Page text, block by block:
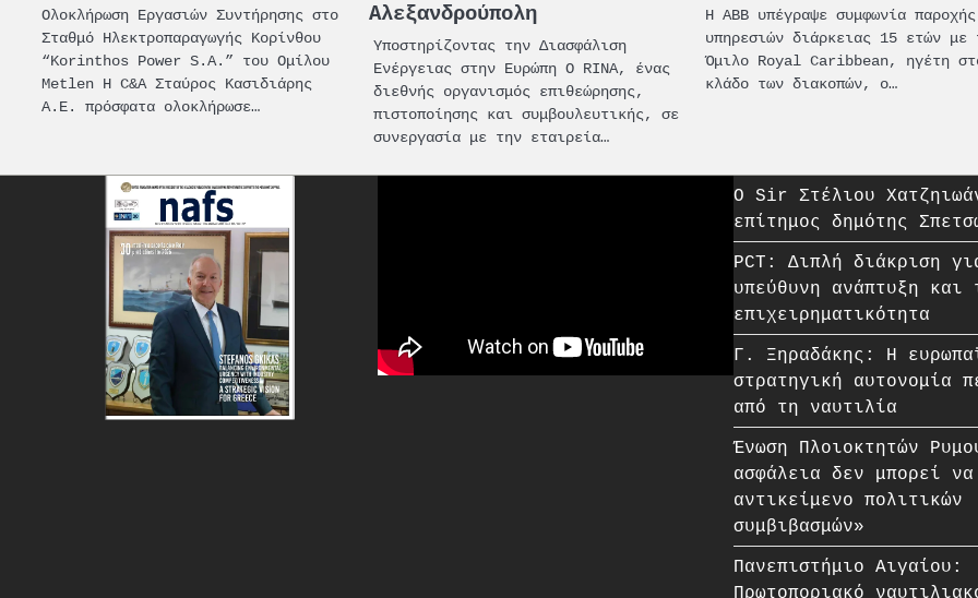
Ολοκλήρωση Εργασιών Συντήρησης στο
Σταθμό Ηλεκτροπαραγωγής Κορίνθου
“Korinthos Power S.A.” του Ομίλου
Metlen Η C&A Σταύρος Κασιδιάρης
Α.Ε. πρόσφατα ολοκλήρωσε…
Αλεξανδρούπολη
Υποστηρίζοντας την Διασφάλιση
Ενέργειας στην Ευρώπη Ο RINA, ένας
διεθνής οργανισμός επιθεώρησης,
πιστοποίησης και συμβουλευτικής, σε
συνεργασία με την εταιρεία…
Η ABB υπέγραψε συμφωνία παροχής
υπηρεσιών διάρκειας 15 ετών με
Όμιλο Royal Caribbean, ηγέτη
κλάδο των διακοπών, ο…
O Sir Στέλιου
επίτημος δημότης
PCT: Διπλή διάκριση
υπεύθυνη ανάπτυξη και
επιχειρηματικότητα
Γ. Ξηραδάκης: Η
στρατηγική αυτονομία
από τη ναυτιλία
Ένωση Πλοιοκτητών
ασφάλεια δεν μπορεί να
αντικείμενο πολιτικών
συμβιβασμών»
Πανεπιστήμιο Αιγαίου:
Πρωτοποριακό